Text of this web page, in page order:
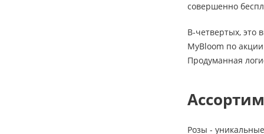
совершенно
В-четвертых, это
MyBloom по
Продуманная
Розы -